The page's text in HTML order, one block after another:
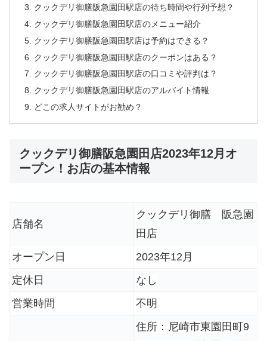
クックデリ御膳阪急園田駅店の待ち時間や行列予想？
クックデリ御膳阪急園田駅店のメニュー紹介
クックデリ御膳阪急園田駅店は予約はできる？
クックデリ御膳阪急園田駅店のクーポンはある？
クックデリ御膳阪急園田駅店の口コミや評判は？
クックデリ御膳阪急園田駅店のアルバイト情報
どこの求人サイトがお勧め？
クックデリ御膳阪急園田店2023年12月オ
ープン！お店の基本情報
店舗名
クックデリ御膳 阪急園
田店
オープン日
2023年12月
定休日
なし
営業時間
不明
住所：尼崎市東園田町9